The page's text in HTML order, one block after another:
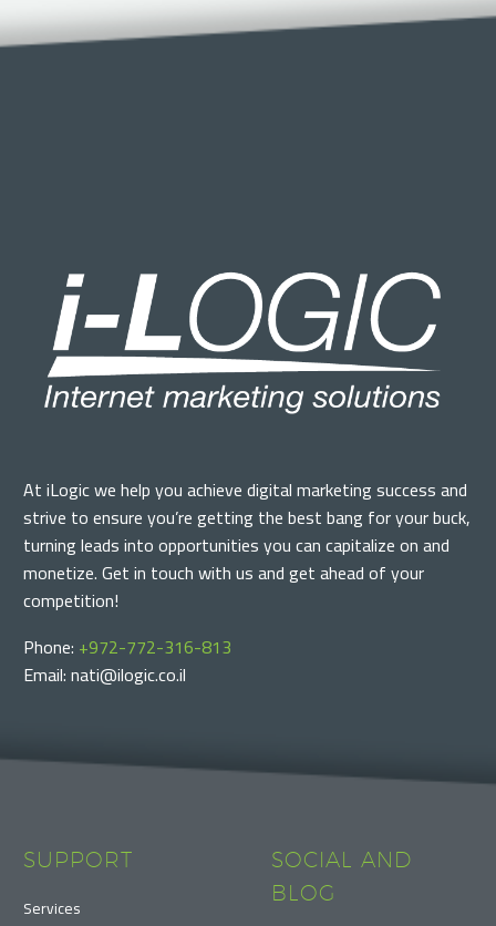
At iLogic we help you achieve digital marketing success and
strive to ensure you’re getting the best bang for your buck,
turning leads into opportunities you can capitalize on and
monetize. Get in touch with us and get ahead of your
competition!
Phone: +972-772-316-813
Email: nati@ilogic.co.il
SUPPORT
Services
SOCIAL AND
BLOG